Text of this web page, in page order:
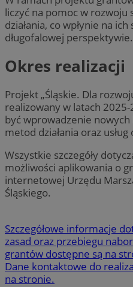
liczyć na pomoc w
działania, co wpłynie na
długofalowej perspektywie.
Okres realizacji
Projekt „Śląskie. Dla
realizowany w latach
być wprowadzenie
metod działania oraz
Wszystkie szczegóły
możliwości aplikowania o
internetowej Urzędu
Śląskiego.
Szczegółowe informacje
zasad oraz przebiegu
grantów dostępne są na
Dane kontaktowe do
na stronie.